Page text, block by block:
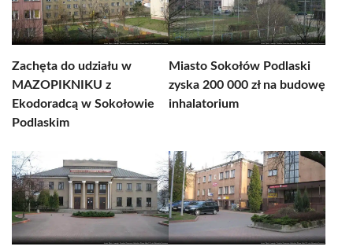
Zachęta do udziału w
MAZOPIKNIKU z
Ekodoradcą w Sokołowie
Podlaskim
Miasto Sokołów Podlaski
zyska 200 000 zł na budowę
inhalatorium